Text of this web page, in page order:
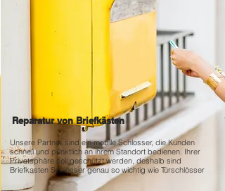
Reparatur von Briefkästen
Unsere Partner sind ein mobile Schlosser, die Kunden
schnell und pünktlich an ihrem Standort bedienen. Ihrer
Privatsphäre soll geschützt werden, deshalb sind
Briefkasten Schlösser genau so wichtig wie Türschlösser